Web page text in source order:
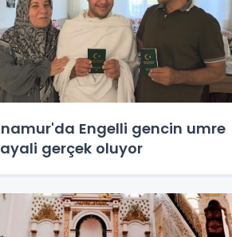
Engelli gencin umre
gerçek oluyor